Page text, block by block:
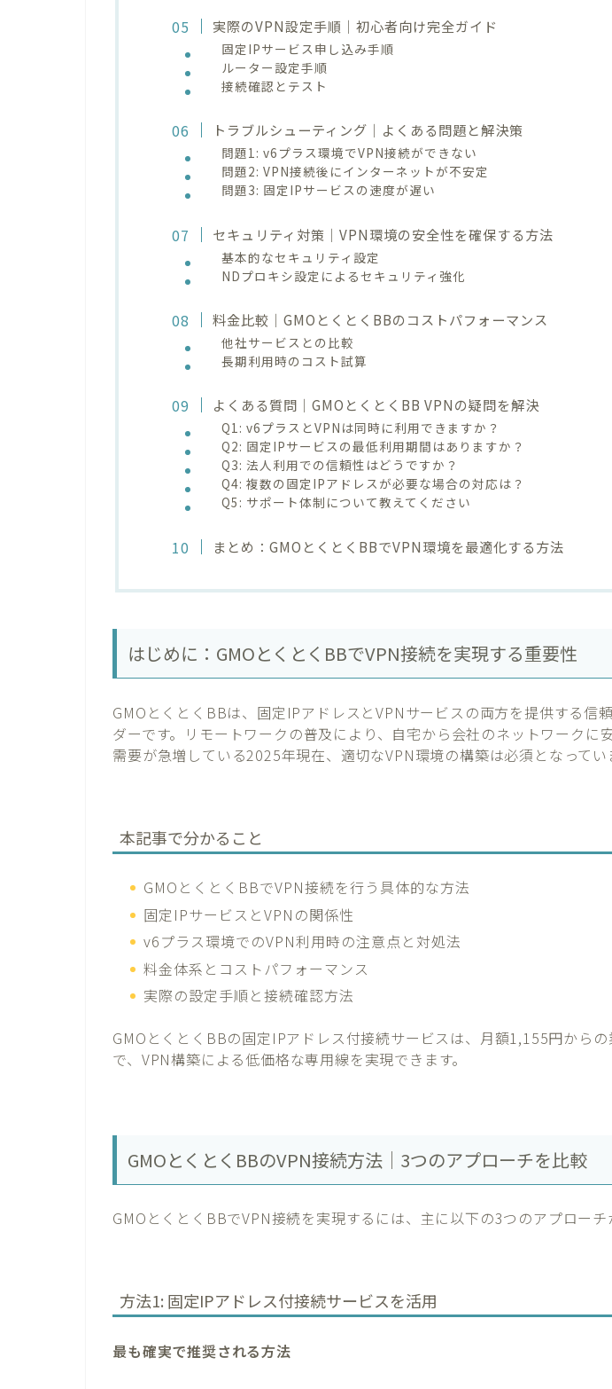
実際のVPN設定手順｜初心者向け完全ガイド
固定IPサービス申し込み手順
ルーター設定手順
接続確認とテスト
トラブルシューティング｜よくある問題と解決策
問題1: v6プラス環境でVPN接続ができない
問題2: VPN接続後にインターネットが不安定
問題3: 固定IPサービスの速度が遅い
セキュリティ対策｜VPN環境の安全性を確保する方法
基本的なセキュリティ設定
NDプロキシ設定によるセキュリティ強化
料金比較｜GMOとくとくBBのコストパフォーマンス
他社サービスとの比較
長期利用時のコスト試算
よくある質問｜GMOとくとくBB VPNの疑問を解決
Q1: v6プラスとVPNは同時に利用できますか？
Q2: 固定IPサービスの最低利用期間はありますか？
Q3: 法人利用での信頼性はどうですか？
Q4: 複数の固定IPアドレスが必要な場合の対応は？
Q5: サポート体制について教えてください
まとめ：GMOとくとくBBでVPN環境を最適化する方法
はじめに：GMOとくとくBBでVPN接続を実現する重要性
GMOとくとくBBは、固定IPアドレスとVPNサービスの両方を提供する信
ダーです。リモートワークの普及により、自宅から会社のネットワークに
需要が急増している2025年現在、適切なVPN環境の構築は必須となってい
本記事で分かること
GMOとくとくBBでVPN接続を行う具体的な方法
固定IPサービスとVPNの関係性
v6プラス環境でのVPN利用時の注意点と対処法
料金体系とコストパフォーマンス
実際の設定手順と接続確認方法
GMOとくとくBBの固定IPアドレス付接続サービスは、月額1,155円から
で、VPN構築による低価格な専用線を実現できます。
GMOとくとくBBのVPN接続方法｜3つのアプローチを比較
GMOとくとくBBでVPN接続を実現するには、主に以下の3つのアプローチ
方法1: 固定IPアドレス付接続サービスを活用
最も確実で推奨される方法